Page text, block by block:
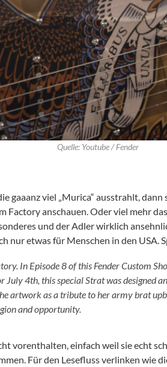
Quelle: Youtube / Fender
gaaanz viel „Murica“ ausstrahlt,
Factory anschauen. Oder viel mehr
und der Adler wirklich
nur etwas für Menschen in den USA.
In Episode 8 of this Fender Custom
July 4th, this special Strat was designed
artwork as a tribute to her army brat
and opportunity.
vorenthalten, einfach weil sie echt
Für den Lesefluss verlinken wie